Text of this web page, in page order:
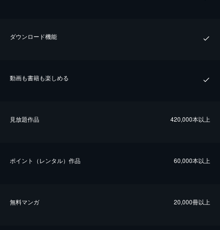
ダウンロード機能
動画も書籍も楽しめる
⾒放題作品 420,000本以上
ポイント（レンタル）作品 60,000本以上
無料マンガ 20,000冊以上